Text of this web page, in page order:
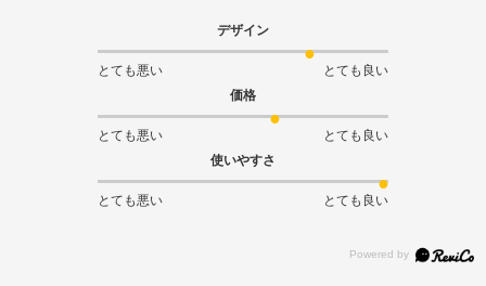
デザイン
とても悪い
とても良い
価格
とても悪い
とても良い
使いやすさ
とても悪い とても良い